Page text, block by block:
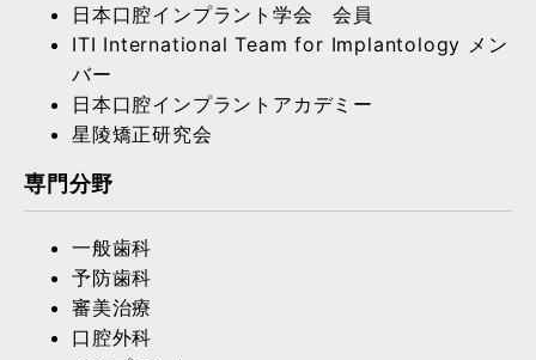
日本口腔インプラント学会 会員
ITI International Team for Implantology メン
バー
日本口腔インプラントアカデミー
星陵矯正研究会
専門分野
一般歯科
予防歯科
審美治療
口腔外科